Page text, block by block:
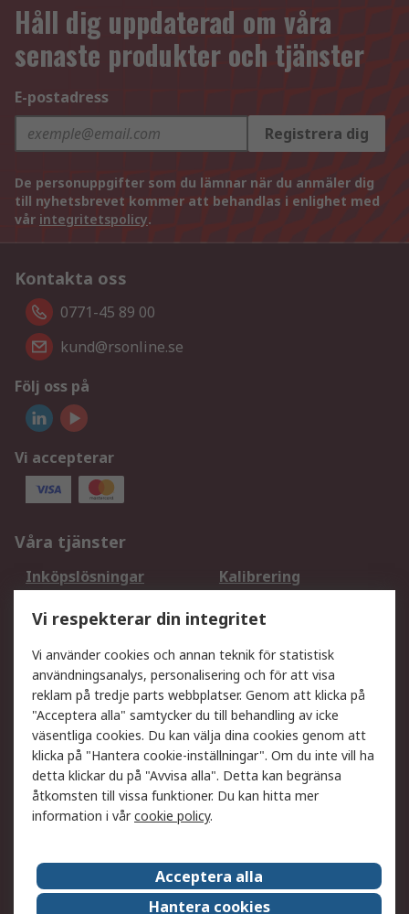
Håll dig uppdaterad om våra
senaste produkter och tjänster
E-postadress
Registrera dig
De personuppgifter som du lämnar när du anmäler dig
till nyhetsbrevet kommer att behandlas i enlighet med
vår integritetspolicy.
Kontakta oss
0771-45 89 00
kund@rsonline.se
Följ oss på
Vi accepterar
Våra tjänster
Inköpslösningar
Kalibrering
DesignSpark
Teknisk Support
Ditt lokala säljteam
Exportlösningar
Support
Få hjälp
Retur av varor
Leverans
Spåra din order
Begär en fakturakopi
Fördelar med RS-konto
Betalningsalternativ
Om RS
Försäljningsvillkor
Vi respekterar din integritet
Vi använder cookies och annan teknik för statistisk
användningsanalys, personalisering och för att visa
reklam på tredje parts webbplatser. Genom att klicka på
"Acceptera alla" samtycker du till behandling av icke
väsentliga cookies. Du kan välja dina cookies genom att
klicka på "Hantera cookie-inställningar". Om du inte vill ha
detta klickar du på "Avvisa alla". Detta kan begränsa
åtkomsten till vissa funktioner. Du kan hitta mer
information i vårcookie policy.
Acceptera alla
Hantera cookies